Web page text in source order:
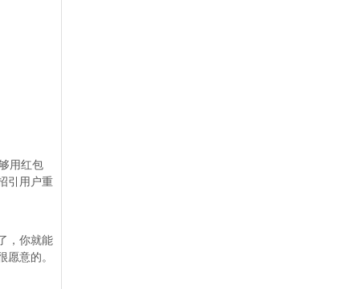
用红包
引用户重
，你就能
意的。